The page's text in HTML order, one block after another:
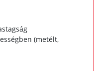
(metélt,